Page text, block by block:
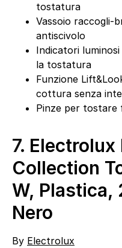
tostatura
Vassoio raccogli-
antiscivolo
Indicatori
la tostatura
Funzione
cottura senza
Pinze per tostare
7. Electrolux
Collection
W, Plastica,
Nero
By Electrolux